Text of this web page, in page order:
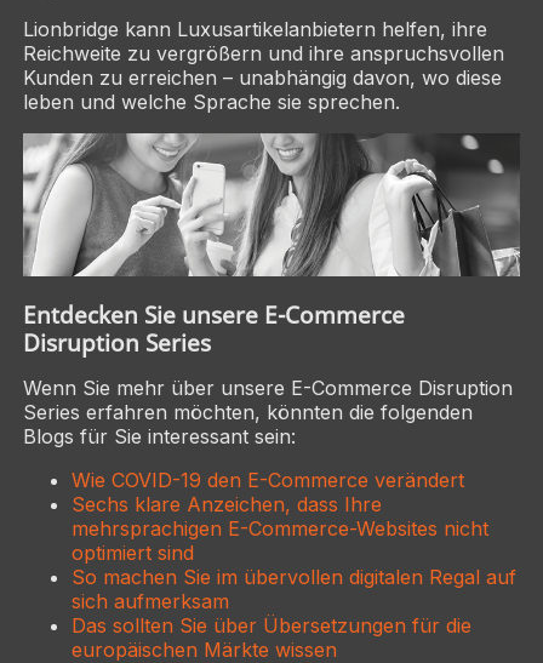
Lionbridge kann Luxusartikelanbietern helfen, ihre
Reichweite zu vergrößern und ihre anspruchsvollen
Kunden zu erreichen – unabhängig davon, wo diese
leben und welche Sprache sie sprechen.
Entdecken Sie unsere E-Commerce
Disruption Series
Wenn Sie mehr über unsere E-Commerce Disruption
Series erfahren möchten, könnten die folgenden
Blogs für Sie interessant sein:
Wie COVID-19 den E-Commerce verändert
Sechs klare Anzeichen, dass Ihre
mehrsprachigen E-Commerce-Websites nicht
optimiert sind
So machen Sie im übervollen digitalen Regal auf
sich aufmerksam
Das sollten Sie über Übersetzungen für die
europäischen Märkte wissen